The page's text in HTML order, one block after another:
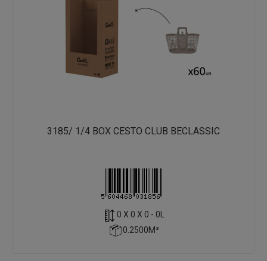
3185/ 1/4 BOX CESTO CLUB BECLASSIC
0 X 0 X 0 - 0L
0.2500M³